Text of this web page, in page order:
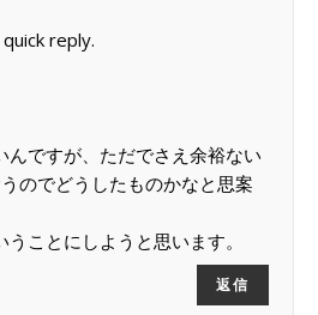
reply.
んですが、ただでさえ余裕ない
のでどうしたものかなと思案
ことにしようと思います。
返信